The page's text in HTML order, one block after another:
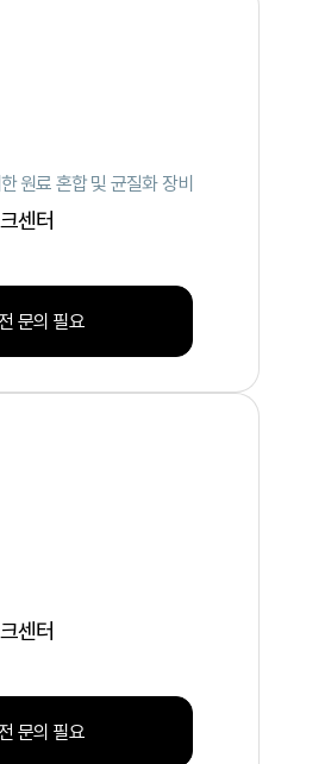
원료 혼합 및 균질화 장비
센터
문의 필요
센터
문의 필요